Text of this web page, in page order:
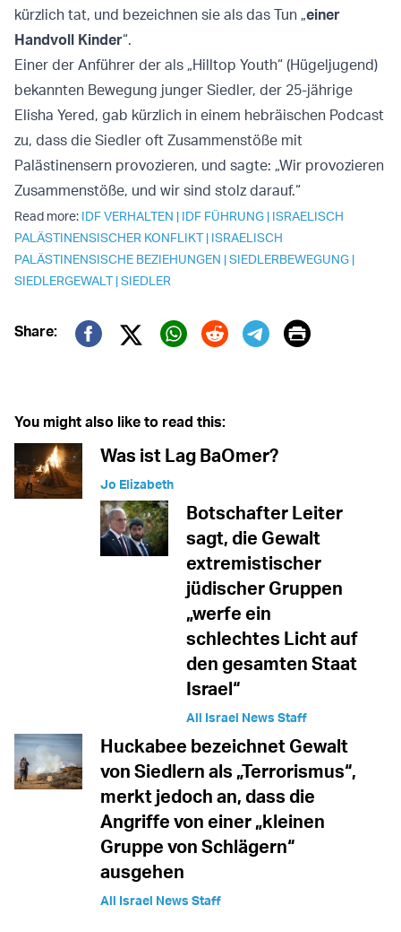
kürzlich tat, und bezeichnen sie als das Tun „einer
Handvoll Kinder“.
Einer der Anführer der als „Hilltop Youth“ (Hügeljugend)
bekannten Bewegung junger Siedler, der 25-jährige
Elisha Yered, gab kürzlich in einem hebräischen Podcast
zu, dass die Siedler oft Zusammenstöße mit
Palästinensern provozieren, und sagte: „Wir provozieren
Zusammenstöße, und wir sind stolz darauf.“
Read more: IDF VERHALTEN | IDF FÜHRUNG | ISRAELISCH
PALÄSTINENSISCHER KONFLIKT| ISRAELISCH
PALÄSTINENSISCHE BEZIEHUNGEN |SIEDLERBEWEGUNG |
SIEDLERGEWALT|SIEDLER
Share:
Twitter (X)
Print
You might also like to read this:
Was ist Lag BaOmer?
Jo Elizabeth
Botschafter Leiter
sagt, die Gewalt
extremistischer
jüdischer Gruppen
„werfe ein
schlechtes Licht auf
den gesamten Staat
Israel“
All Israel News Staff
Huckabee bezeichnet Gewalt
von Siedlern als „Terrorismus“,
merkt jedoch an, dass die
Angriffe von einer „kleinen
Gruppe von Schlägern“
ausgehen
All Israel News Staff